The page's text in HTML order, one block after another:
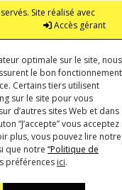
Site réalisé avec
Accès gérant
optimale sur le site, nous
le bon fonctionnement
Certains tiers utilisent
sur le site pour vous
d’autres sites Web et dans
“J’accepte” vous acceptez
plus, vous pouvez lire notre
que notre “Politique de
préférences ici.